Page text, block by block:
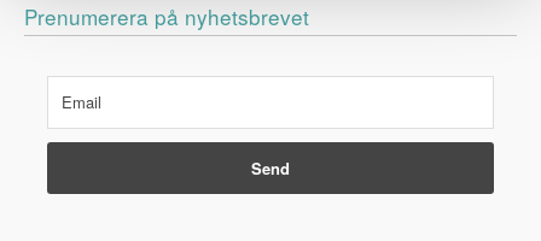
Prenumerera på nyhetsbrevet